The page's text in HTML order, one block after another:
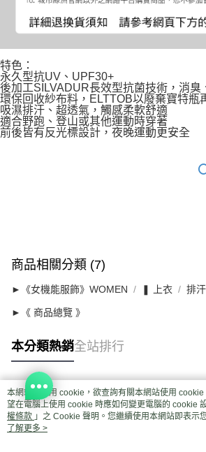
特色：
永久型抗UV、UPF30+
後加工SILVADUR長效型抗菌技術，消臭
環保回收紗布料，ELTTOB以廢棄寶特瓶
吸濕排汗、超透氣，觸感柔軟舒適
適合野跑、登山或其他運動時穿著
前後皆有反光標設計，夜晚運動更安全
商品相關分類 (7)
►《女機能服飾》WOMEN ❚ 上衣 排
►《 商品總覽 》
本分類熱銷全站排行
熱門標籤
本網站中使用 cookie，欲查詢有關本網站使用
望在電腦上使用 cookie 時應如何變更電腦的 cookie
權條款 」之 Cookie 聲明。您繼續使用本網站即表示
用條款之 Cookie 聲明使用 cookie。
了解更多 >